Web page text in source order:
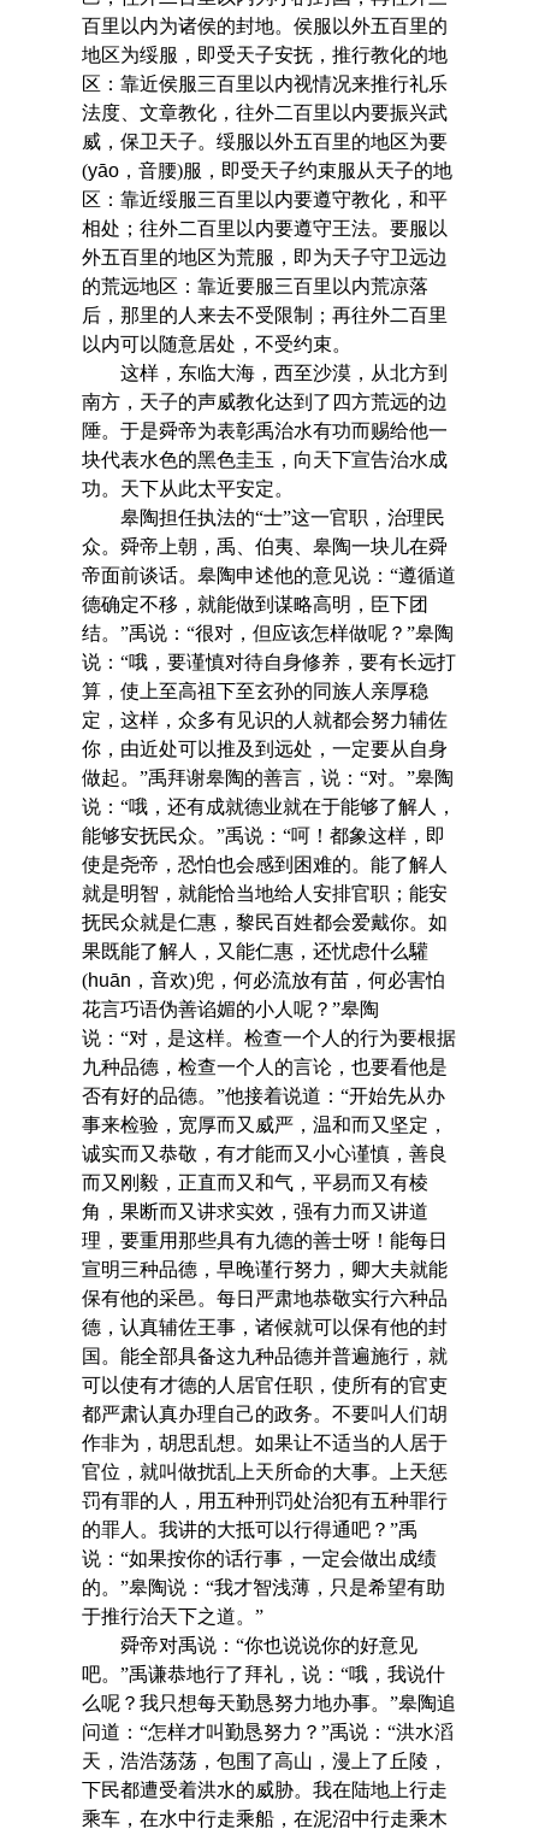
百里以内为诸侯的封地。侯服以外五百里的
地区为绥服，即受天子安抚，推行教化的地
区：靠近侯服三百里以内视情况来推行礼乐
法度、文章教化，往外二百里以内要振兴武
威，保卫天子。绥服以外五百里的地区为要
(yāo，音腰)服，即受天子约束服从天子的地
区：靠近绥服三百里以内要遵守教化，和平
相处；往外二百里以内要遵守王法。要服以
外五百里的地区为荒服，即为天子守卫远边
的荒远地区：靠近要服三百里以内荒凉落
后，那里的人来去不受限制；再往外二百里
以内可以随意居处，不受约束。
这样，东临大海，西至沙漠，从北方到
南方，天子的声威教化达到了四方荒远的边
陲。于是舜帝为表彰禹治水有功而赐给他一
块代表水色的黑色圭玉，向天下宣告治水成
功。天下从此太平安定。
皋陶担任执法的“士”这一官职，治理民
众。舜帝上朝，禹、伯夷、皋陶一块儿在舜
帝面前谈话。皋陶申述他的意见说：“遵循道
德确定不移，就能做到谋略高明，臣下团
结。”禹说：“很对，但应该怎样做呢？”皋陶
说：“哦，要谨慎对待自身修养，要有长远打
算，使上至高祖下至玄孙的同族人亲厚稳
定，这样，众多有见识的人就都会努力辅佐
你，由近处可以推及到远处，一定要从自身
做起。”禹拜谢皋陶的善言，说：“对。”皋陶
说：“哦，还有成就德业就在于能够了解人，
能够安抚民众。”禹说：“呵！都象这样，即
使是尧帝，恐怕也会感到困难的。能了解人
就是明智，就能恰当地给人安排官职；能安
抚民众就是仁惠，黎民百姓都会爱戴你。如
果既能了解人，又能仁惠，还忧虑什么驩
(huān ，音欢)兜，何必流放有苗，何必害怕
花言巧语伪善谄媚的小人呢？”皋陶
说：“对，是这样。检查一个人的行为要根据
九种品德，检查一个人的言论，也要看他是
否有好的品德。”他接着说道：“开始先从办
事来检验，宽厚而又威严，温和而又坚定，
诚实而又恭敬，有才能而又小心谨慎，善良
而又刚毅，正直而又和气，平易而又有棱
角，果断而又讲求实效，强有力而又讲道
理，要重用那些具有九德的善士呀！能每日
宣明三种品德，早晚谨行努力，卿大夫就能
保有他的采邑。每日严肃地恭敬实行六种品
德，认真辅佐王事，诸候就可以保有他的封
国。能全部具备这九种品德并普遍施行，就
可以使有才德的人居官任职，使所有的官吏
都严肃认真办理自己的政务。不要叫人们胡
作非为，胡思乱想。如果让不适当的人居于
官位，就叫做扰乱上天所命的大事。上天惩
罚有罪的人，用五种刑罚处治犯有五种罪行
的罪人。我讲的大抵可以行得通吧？”禹
说：“如果按你的话行事，一定会做出成绩
的。”皋陶说：“我才智浅薄，只是希望有助
于推行治天下之道。”
舜帝对禹说：“你也说说你的好意见
吧。”禹谦恭地行了拜礼，说：“哦，我说什
么呢？我只想每天勤恳努力地办事。”皋陶追
问道：“怎样才叫勤恳努力？”禹说：“洪水滔
天，浩浩荡荡，包围了高山，漫上了丘陵，
下民都遭受着洪水的威胁。我在陆地上行走
乘车，在水中行走乘船，在泥沼中行走乘木